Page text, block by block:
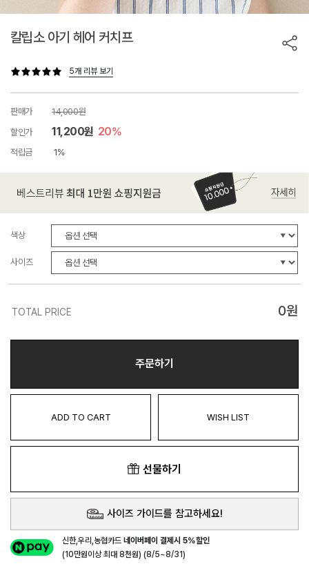
칼립소 아기 헤어 커치프
5개 리뷰 보기
판매가
14,000원
할인가
11,200원 20%
적립금 1%
색상
사이즈
TOTAL PRICE 0원
주문하기
ADD TO CART WISH LIST
선물하기
사이즈 가이드를 참고하세요!
신한,우리,농협카드네이버페이 결제시 5%할인
(10만원이상 최대 8천원) (8/5~8/31)